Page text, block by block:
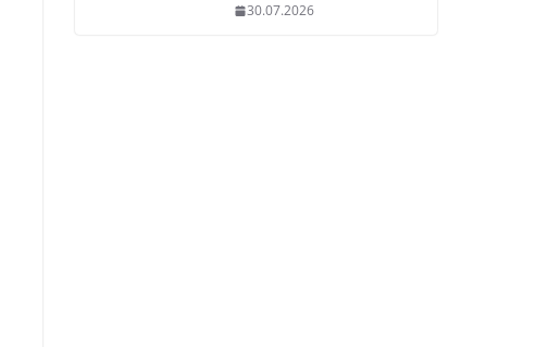
30.07.2026